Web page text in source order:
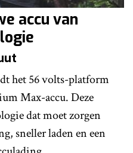
accu van
het 56 volts-platform
Max-accu. Deze
dat moet zorgen
sneller laden en een